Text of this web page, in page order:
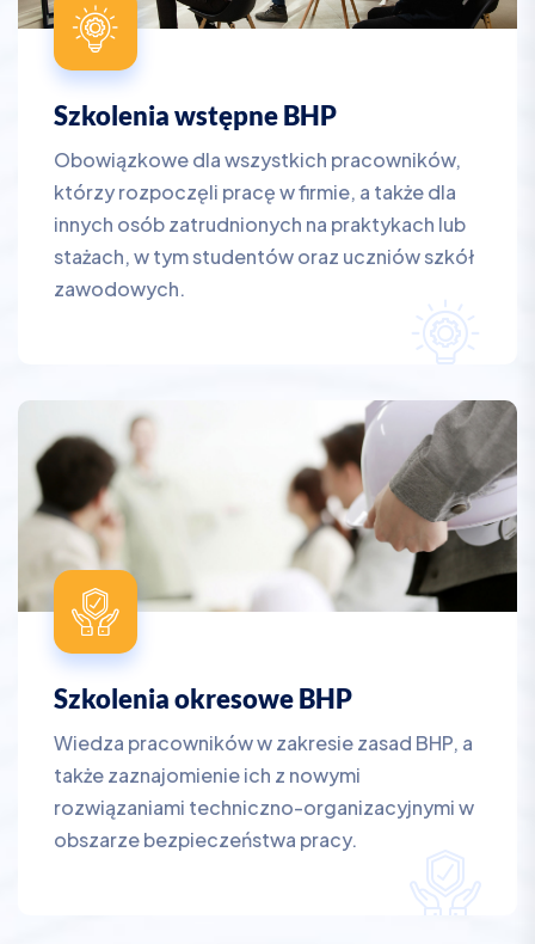
Szkolenia wstępne BHP
Obowiązkowe dla wszystkich pracowników,
którzy rozpoczęli pracę w firmie, a także dla
innych osób zatrudnionych na praktykach lub
stażach, w tym studentów oraz uczniów szkół
zawodowych.
Szkolenia okresowe BHP
Wiedza pracowników w zakresie zasad BHP, a
także zaznajomienie ich z nowymi
rozwiązaniami techniczno-organizacyjnymi w
obszarze bezpieczeństwa pracy.